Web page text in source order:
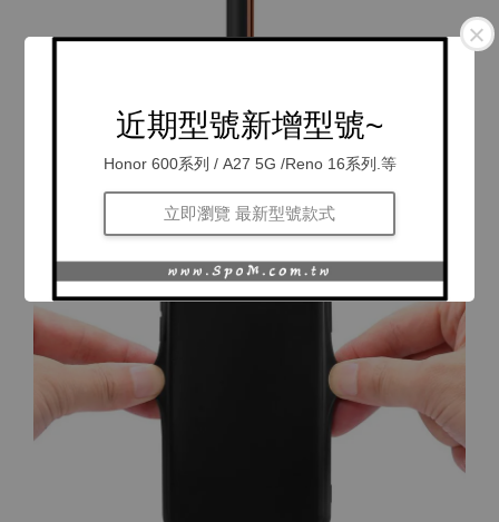
近期型號新增型號~
Honor 600系列 / A27 5G /Reno 16系列.等
立即瀏覽 最新型號款式